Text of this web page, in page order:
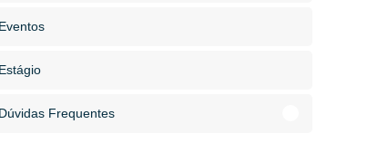
Eventos
Estágio
Dúvidas Frequentes